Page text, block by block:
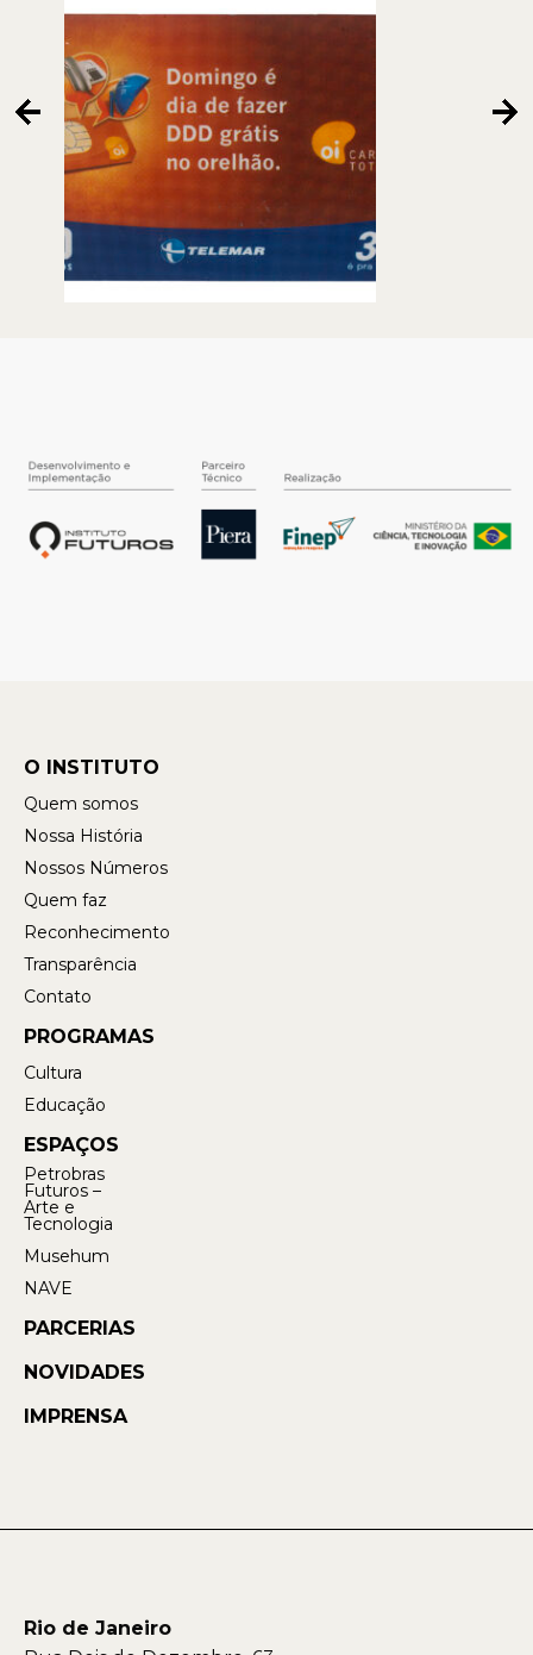
O INSTITUTO
Quem somos
Nossa História
Nossos Números
Quem faz
Reconhecimento
Transparência
Contato
PROGRAMAS
Cultura
Educação
ESPAÇOS
Petrobras
Futuros –
Arte e
Tecnologia
Musehum
NAVE
PARCERIAS
NOVIDADES
IMPRENSA
Rio de Janeiro